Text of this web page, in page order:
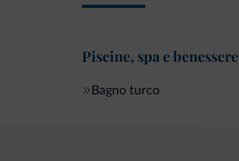
Piscine, spa e benessere
Bagno turco